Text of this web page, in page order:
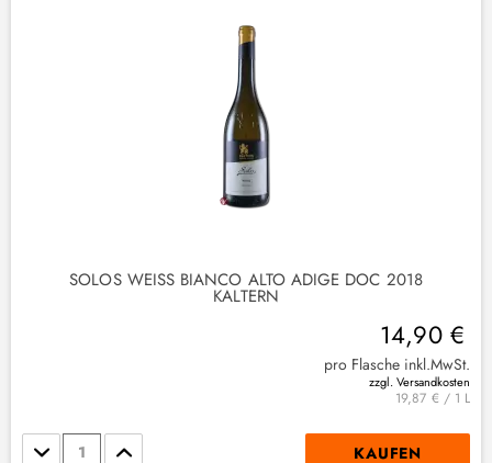
SOLOS WEISS BIANCO ALTO ADIGE DOC 2018
KALTERN
14,90 €
pro Flasche inkl.MwSt.
zzgl. Versandkosten
19,87 € / 1 L
Stückzahl KAUFEN